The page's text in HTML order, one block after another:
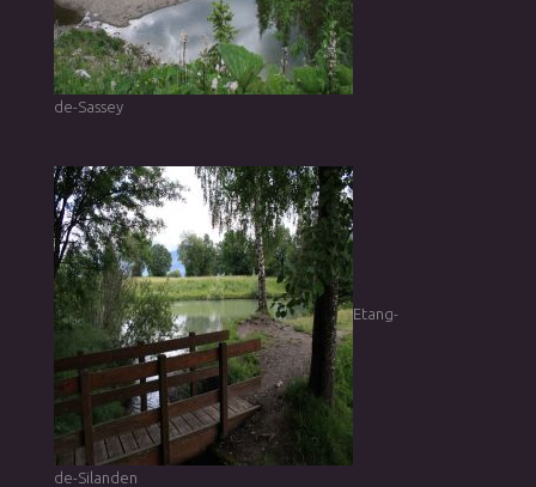
de-Sassey
Etang-
de-Silanden